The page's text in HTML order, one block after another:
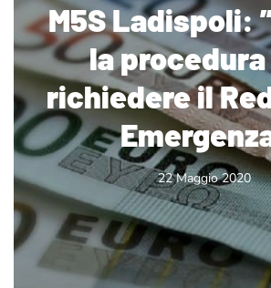
M5S Ladispoli:
la
richiedere il
22 Maggio 2020